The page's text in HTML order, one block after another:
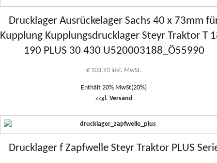
Drucklager Ausrückelager Sachs 40 x 73mm
Kupplung Kupplungsdrucklager Steyr Traktor T
190 PLUS 30 430 U520003188_Ö55990
€103,93 inkl. MwSt.
Enthält 20% MwSt(20%)
zzgl. Versand
Drucklager f Zapfwelle Steyr Traktor PLUS